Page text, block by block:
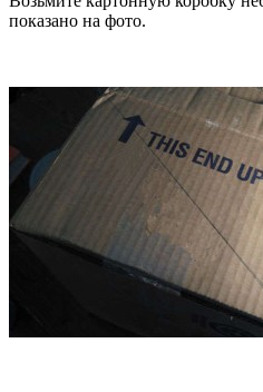
показано на фото.